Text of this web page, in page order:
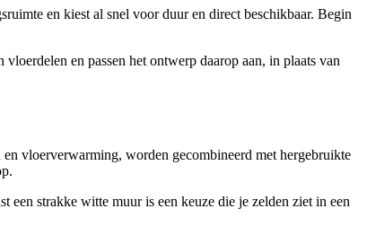
en kiest al snel voor duur en direct beschikbaar. Begin
en passen het ontwerp daarop aan, in plaats van
vloerverwarming, worden gecombineerd met hergebruikte
een strakke witte muur is een keuze die je zelden ziet in een